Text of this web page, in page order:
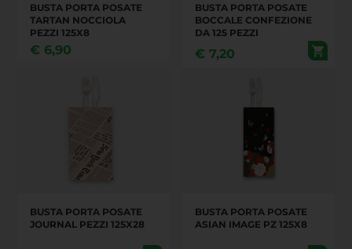
BUSTA PORTA POSATE
TARTAN NOCCIOLA
PEZZI 125X8
€ 6,90
BUSTA PORTA POSATE
BOCCALE CONFEZIONE
DA 125 PEZZI
€ 7,20
BUSTA PORTA POSATE
JOURNAL PEZZI 125X28
BUSTA PORTA POSATE
ASIAN IMAGE PZ 125X8